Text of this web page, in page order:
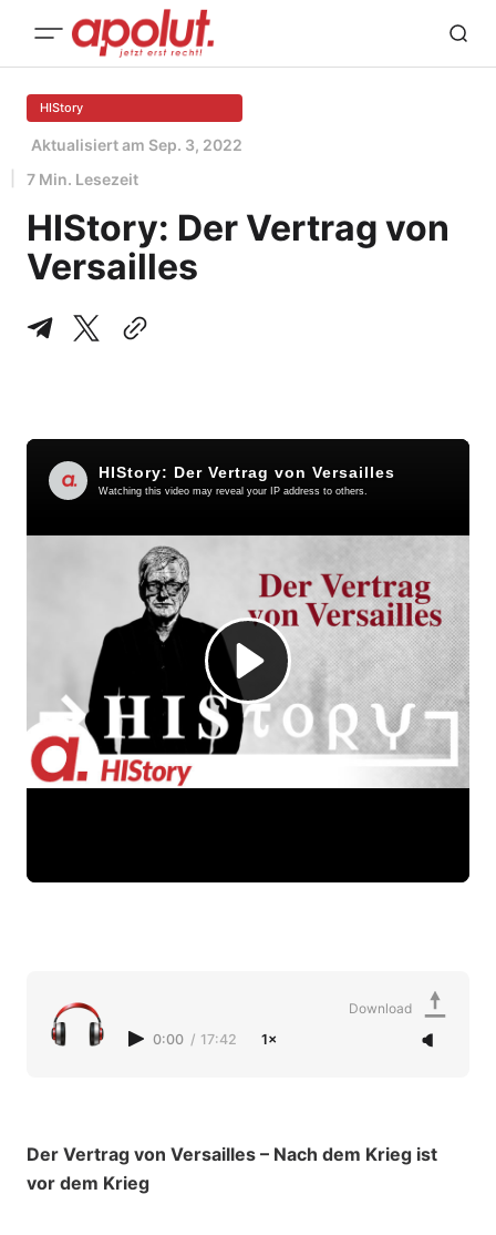
HIStory
Aktualisiert am Sep. 3, 2022
7 Min. Lesezeit
HIStory: Der Vertrag von
Versailles
0:00 / 17:42 1×
Download
Der Vertrag von Versailles – Nach dem Krieg ist
vor dem Krieg